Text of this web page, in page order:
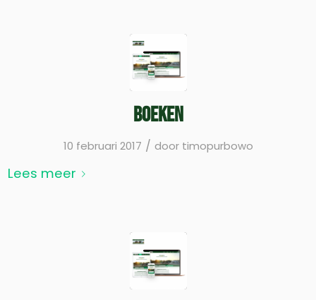
Boeken
10 februari 2017 / door timopurbowo
Lees meer